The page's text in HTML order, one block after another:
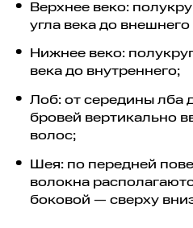
Верхнее веко:
угла века до внешнего
Нижнее веко:
века до внутреннего;
Лоб: от середины лба
бровей вертикально
волос;
Шея: по передней
волокна
боковой — сверху